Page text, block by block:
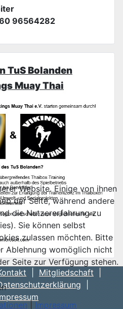
96564282
TuS Bolanden
Muay Thai
|Mitgliedschaft|
|
Website. Einige von ihnen
der Seite, während andere
die Nutzererfahrung zu
Sie können selbst
zulassen möchten. Bitte
Ablehnung womöglich nicht
Seite zur Verfügung stehen.
|Impressum